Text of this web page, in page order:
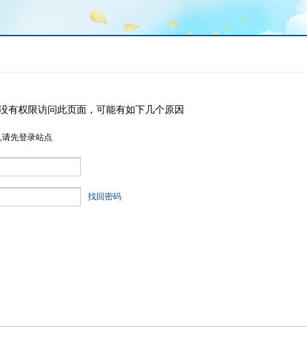
有权限访问此页面，可能有如下几个原因
先登录站点
找回密码